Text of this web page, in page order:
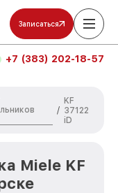
Записаться
+7 (383) 202-18-57
/
KF
37122
iD
Miele KF